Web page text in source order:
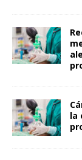
la